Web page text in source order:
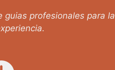
guias profesionales para la